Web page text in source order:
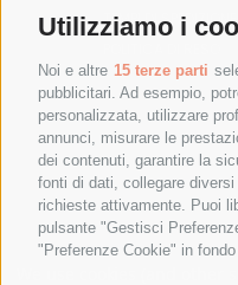
Utilizziamo i
Noi e altre 15 terze parti
pubblicitari. Ad esempio,
personalizzata, utilizzare
annunci, misurare le
dei contenuti, garantire la
fonti di dati, collegare
richieste attivamente. Puoi
pulsante "Gestisci
"Preferenze Cookie" in
TEMPI DI SPEDIZIONE